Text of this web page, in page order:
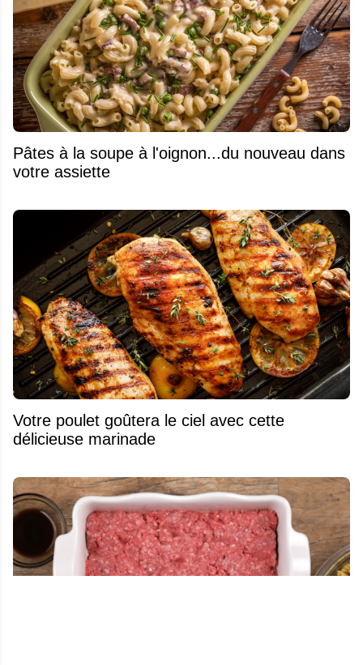
Pâtes à la soupe à l'oignon...du nouveau dans
votre assiette
Votre poulet goûtera le ciel avec cette
délicieuse marinade